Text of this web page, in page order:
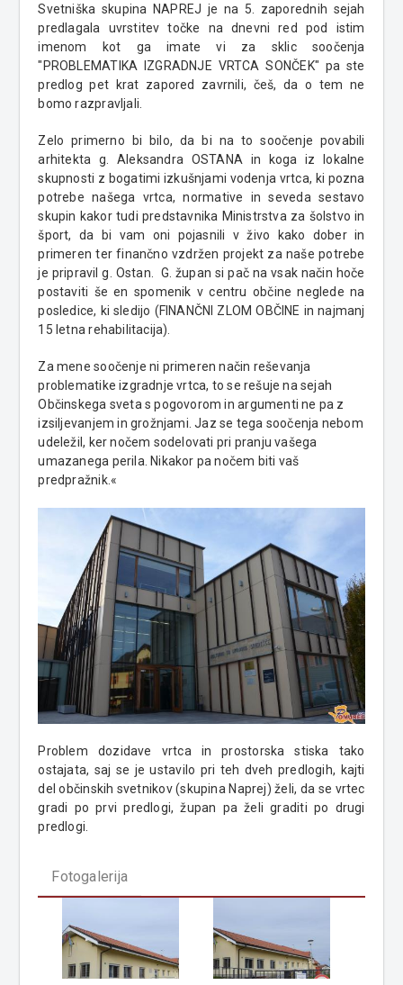
Svetniška skupina NAPREJ je na 5. zaporednih sejah
predlagala uvrstitev točke na dnevni red pod istim
imenom kot ga imate vi za sklic soočenja
"PROBLEMATIKA IZGRADNJE VRTCA SONČEK" pa ste
predlog pet krat zapored zavrnili, češ, da o tem ne
bomo razpravljali.
Zelo primerno bi bilo, da bi na to soočenje povabili
arhitekta g. Aleksandra OSTANA in koga iz lokalne
skupnosti z bogatimi izkušnjami vodenja vrtca, ki pozna
potrebe našega vrtca, normative in seveda sestavo
skupin kakor tudi predstavnika Ministrstva za šolstvo in
šport, da bi vam oni pojasnili v živo kako dober in
primeren ter finančno vzdržen projekt za naše potrebe
je pripravil g. Ostan. G. župan si pač na vsak način hoče
postaviti še en spomenik v centru občine neglede na
posledice, ki sledijo (FINANČNI ZLOM OBČINE in najmanj
15 letna rehabilitacija).
Za mene soočenje ni primeren način reševanja
problematike izgradnje vrtca, to se rešuje na sejah
Občinskega sveta s pogovorom in argumenti ne pa z
izsiljevanjem in grožnjami. Jaz se tega soočenja nebom
udeležil, ker nočem sodelovati pri pranju vašega
umazanega perila. Nikakor pa nočem biti vaš
predpražnik.«
Problem dozidave vrtca in prostorska stiska tako
ostajata, saj se je ustavilo pri teh dveh predlogih, kajti
del občinskih svetnikov (skupina Naprej) želi, da se vrtec
gradi po prvi predlogi, župan pa želi graditi po drugi
predlogi.
Fotogalerija